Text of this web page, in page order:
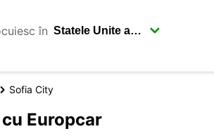
în
Sofia City
Europcar